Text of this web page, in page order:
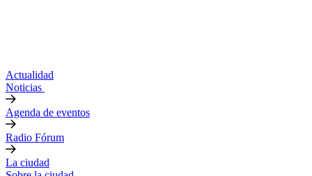
Actualidad
Noticias
Agenda de eventos
Radio Fórum
La ciudad